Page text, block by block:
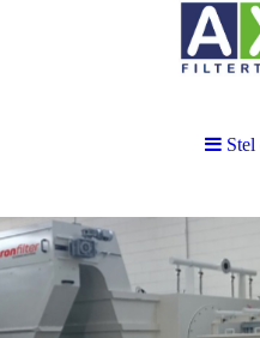
Stel